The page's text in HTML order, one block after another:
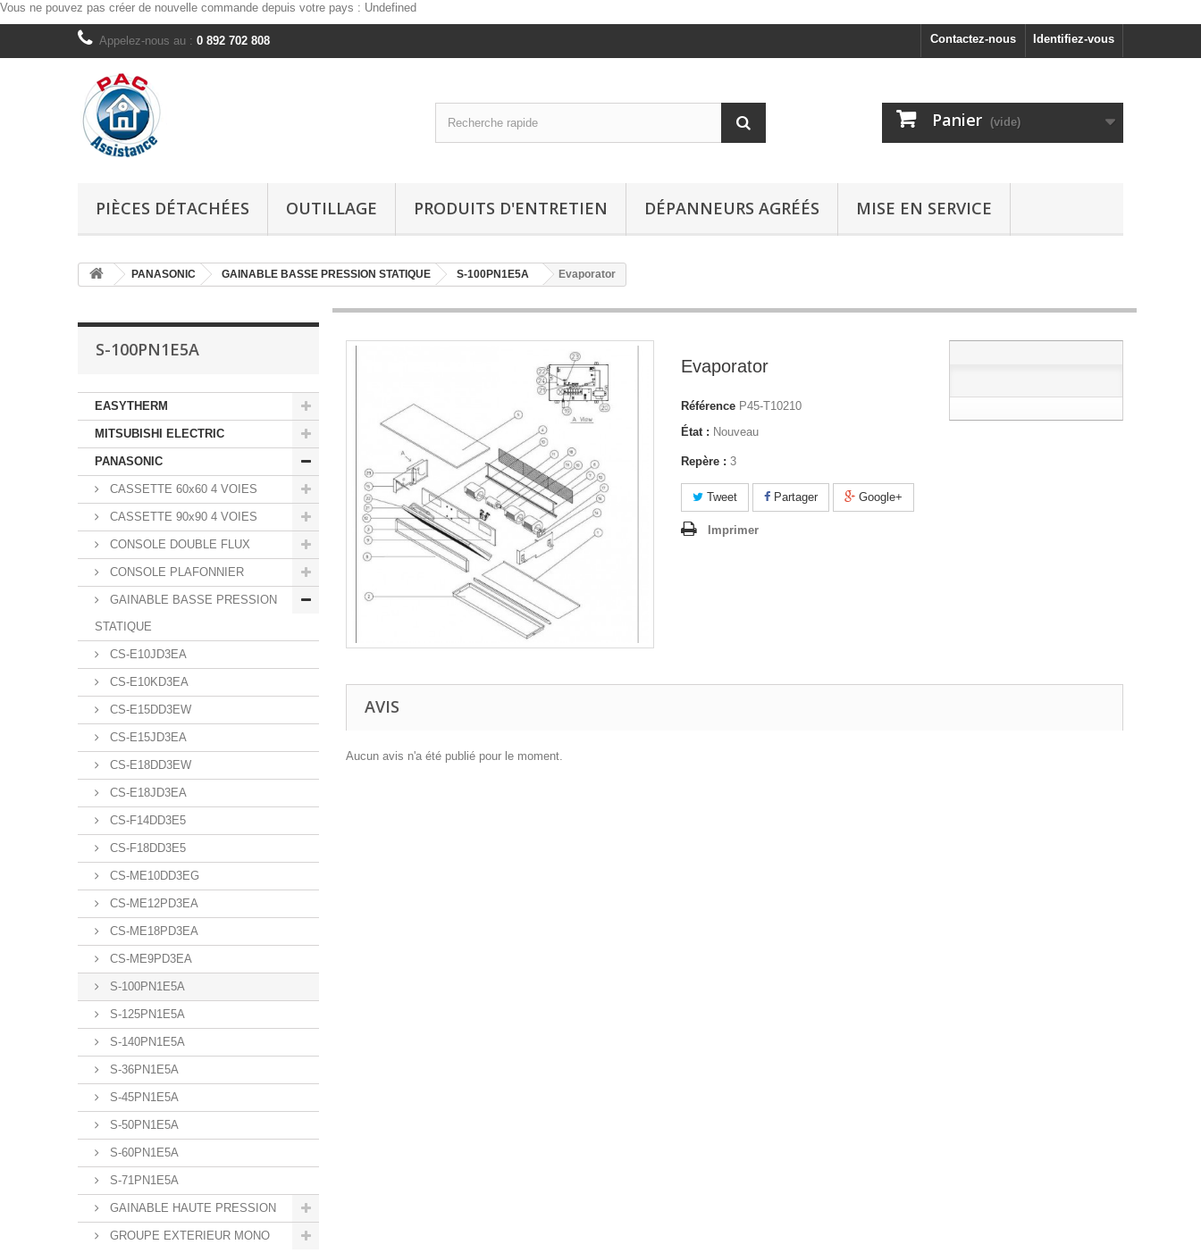
Vous ne pouvez pas créer de nouvelle commande depuis votre pays : Undefined
Identifiez-vous
Contactez-nous
Appelez-nous au : 0 892 702 808
Panier (vide)
PIÈCES DÉTACHÉES OUTILLAGE PRODUITS D'ENTRETIEN DÉPANNEURS AGRÉÉS MISE EN SERVICE
PANASONIC GAINABLE BASSE PRESSION STATIQUE S-100PN1E5A Evaporator
S-100PN1E5A
EASYTHERM
MITSUBISHI ELECTRIC
PANASONIC
CASSETTE 60x60 4 VOIES
CASSETTE 90x90 4 VOIES
CONSOLE DOUBLE FLUX
CONSOLE PLAFONNIER
GAINABLE BASSE PRESSION
STATIQUE
CS-E10JD3EA
CS-E10KD3EA
CS-E15DD3EW
CS-E15JD3EA
CS-E18DD3EW
CS-E18JD3EA
CS-F14DD3E5
CS-F18DD3E5
CS-ME10DD3EG
CS-ME12PD3EA
CS-ME18PD3EA
CS-ME9PD3EA
S-100PN1E5A
S-125PN1E5A
S-140PN1E5A
S-36PN1E5A
S-45PN1E5A
S-50PN1E5A
S-60PN1E5A
S-71PN1E5A
GAINABLE HAUTE PRESSION
GROUPE EXTERIEUR MONO
Evaporator
Référence P45-T10210
État : Nouveau
Repère : 3
Tweet Partager Google+
Imprimer
AVIS
Aucun avis n'a été publié pour le moment.